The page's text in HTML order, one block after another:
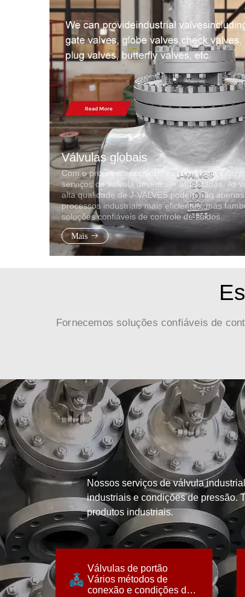
Válvulas globais
Com o progresso contínuo da tecnologia
serviços de válvula devem ser atualizados. As
alta qualidade de J-VALVES podem não
processos industriais mais eficientes, mas
soluções confiáveis ​​de controle de fluidos.
Mais
Fornecemos soluções confiáveis ​​de
Nossos serviços de válvula
industriais e condições de pressão.
produtos industriais.
Válvulas de portão
Vários métodos de
conexão e condições de
Válvulas de portão
Vários métodos de
conexão e condições de